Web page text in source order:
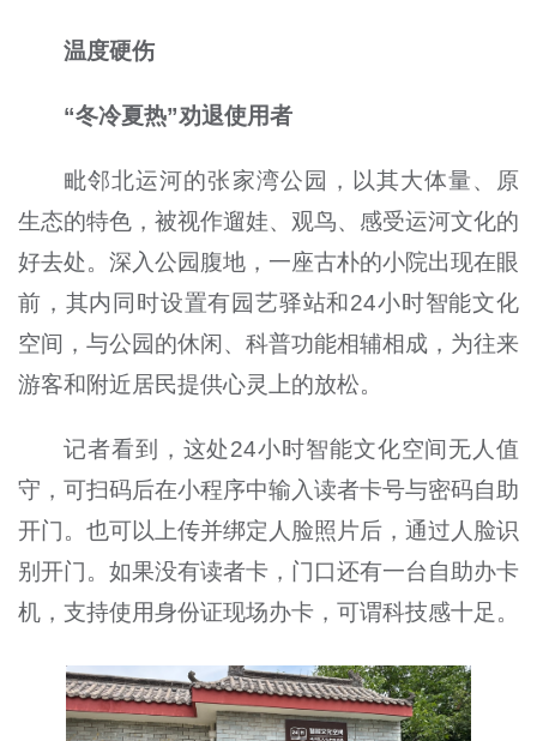
温度硬伤
“冬冷夏热”劝退使用者
毗邻北运河的张家湾公园，以其大体量、原
生态的特色，被视作遛娃、观鸟、感受运河文化的
好去处。深入公园腹地，一座古朴的小院出现在眼
前，其内同时设置有园艺驿站和24小时智能文化
空间，与公园的休闲、科普功能相辅相成，为往来
游客和附近居民提供心灵上的放松。
记者看到，这处24小时智能文化空间无人值
守，可扫码后在小程序中输入读者卡号与密码自助
开门。也可以上传并绑定人脸照片后，通过人脸识
别开门。如果没有读者卡，门口还有一台自助办卡
机，支持使用身份证现场办卡，可谓科技感十足。